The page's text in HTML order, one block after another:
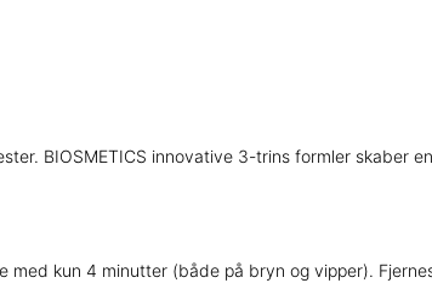
BIOSMETICS innovative 3-trins formler skaber
med kun 4 minutter (både på bryn og vipper).